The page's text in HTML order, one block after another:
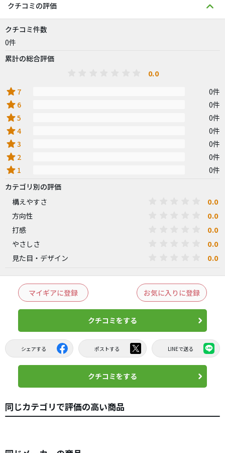
クチコミの評価
クチコミ件数
0件
累計の総合評価
0.0
star 7 0件
star 6 0件
star5 0件
star4 0件
star3 0件
star 2 0件
star 1
0件
カテゴリ別の評価
構えやすさ
0.0
方向性 0.0
打感 0.0
やさしさ 0.0
見た目・デザイン 0.0
マイギアに登録 お気に入りに登録
クチコミをする
シェアする ポストする LINEで送る
クチコミをする
同じカテゴリで評価の高い商品